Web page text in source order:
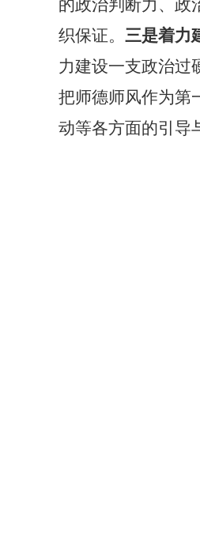
的政治判断力、政
织保证。 三是着力
力建设一支政治过
把师德师风作为第
动等各方面的引导